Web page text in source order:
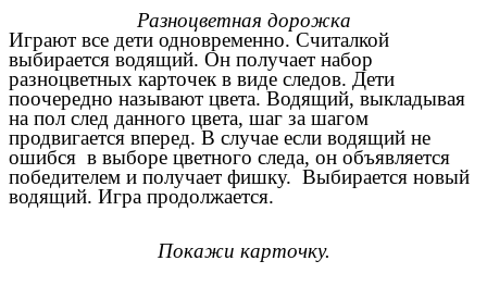
Разноцветная дорожка
Играют все дети одновременно. Считалкой
выбирается водящий. Он получает набор
разноцветных карточек в виде следов. Дети
поочередно называют цвета. Водящий, выкладывая
на пол след данного цвета, шаг за шагом
продвигается вперед. В случае если водящий не
ошибся в выборе цветного следа, он объявляется
победителем и получает фишку. Выбирается новый
водящий. Игра продолжается.
Покажи карточку.